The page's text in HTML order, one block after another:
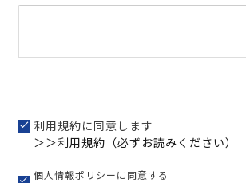
利用規約に同意します
＞＞利用規約（必ずお読みください）
個人情報ポリシーに同意する